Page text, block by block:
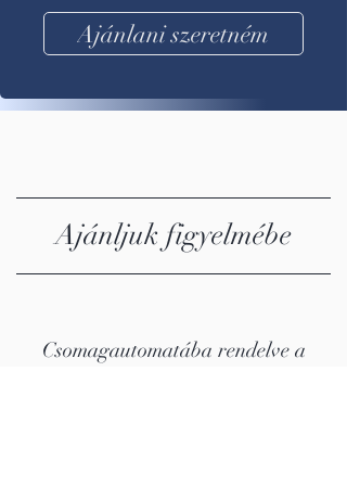
Ajánlani szeretném
Ajánljuk figyelmébe
Csomagautomatába rendelve a